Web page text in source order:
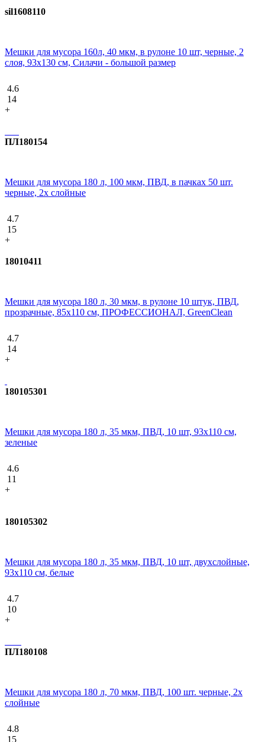
sil1608110
Мешки для мусора 160л, 40 мкм, в рулоне 10 шт, черные, 2
слоя, 93х130 см, Силачи - большой размер
4.6
14
+
ПЛ180154
Мешки для мусора 180 л, 100 мкм, ПВД, в пачках 50 шт.
черные, 2х слойные
4.7
15
+
18010411
Мешки для мусора 180 л, 30 мкм, в рулоне 10 штук, ПВД,
прозрачные, 85х110 см, ПРОФЕССИОНАЛ, GreenClean
4.7
14
+
180105301
Мешки для мусора 180 л, 35 мкм, ПВД, 10 шт, 93x110 см,
зеленые
4.6
11
+
180105302
Мешки для мусора 180 л, 35 мкм, ПВД, 10 шт, двухслойные,
93х110 см, белые
4.7
10
+
ПЛ180108
Мешки для мусора 180 л, 70 мкм, ПВД, 100 шт. черные, 2х
слойные
4.8
15